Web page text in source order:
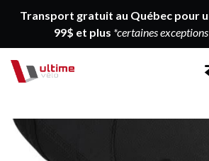
Transport gratuit au Québec pour
99$ et plus *certaines